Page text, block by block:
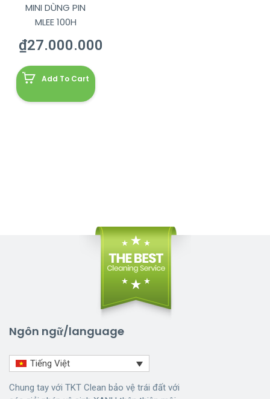
MINI DÙNG PIN
MLEE 100H
₫27.000.000
Add To Cart
Ngôn ngữ/language
Tiếng Việt
Chung tay với TKT Clean bảo vệ trái đất với